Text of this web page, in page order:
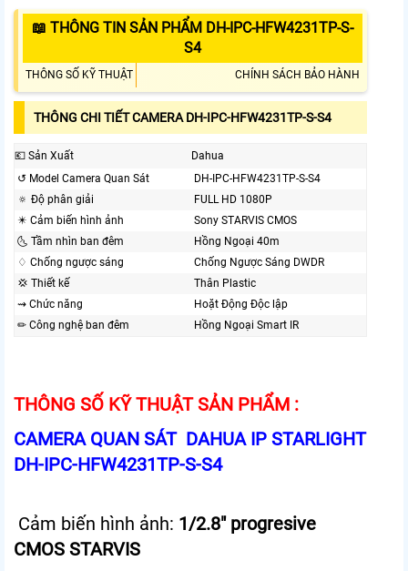
📖 THÔNG TIN SẢN PHẨM DH-IPC-HFW4231TP-S-
S4
THÔNG SỐ KỸ THUẬT CHÍNH SÁCH BẢO HÀNH
THÔNG CHI TIẾT CAMERA DH-IPC-HFW4231TP-S-S4
💶 Sản Xuất
Dahua
↺ Model Camera Quan Sát
DH-IPC-HFW4231TP-S-S4
🔅 Độ phân giải
FULL HD 1080P
✴️ Cảm biến hình ảnh
Sony STARVIS CMOS
🌜 Tầm nhìn ban đêm
Hồng Ngoại 40m
♢ Chống ngược sáng
Chống Ngược Sáng DWDR
💢 Thiết kế
Thân Plastic
⇝ Chức năng
Hoặt Động Độc lập
✏ Công nghệ ban đêm
Hồng Ngoại Smart IR
THÔNG SỐ KỸ THUẬT SẢN PHẨM :
CAMERA QUAN SÁT DAHUA IP STARLIGHT
DH-IPC-HFW4231TP-S-S4
Cảm biến hình ảnh: 1/2.8" progresive
CMOS STARVIS